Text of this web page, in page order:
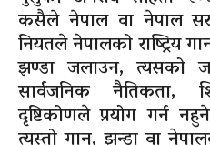
कसैले नेपाल वा नेपाल
नियतले नेपालको राष्ट्रिय
झण्डा जलाउन, त्यसको
सार्वजनिक नैतिकता,
दृष्टिकोणले प्रयोग गर्न